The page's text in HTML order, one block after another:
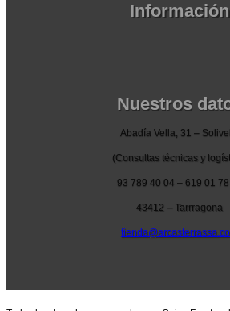
Información
Nuestros
Abadía Vella, 31 –
(Consultas técnicas y
93 789 40 04 – 619 01
43412 – Tarrragona